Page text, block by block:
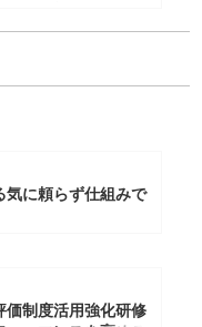
気に頼らず仕組みで
価制度活用強化研修